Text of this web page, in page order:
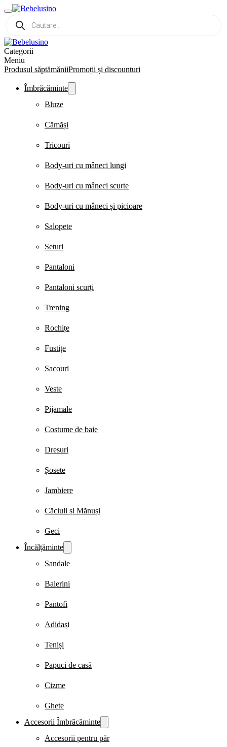
Products
search
Categorii
Meniu
Produsul săptămăniiPromoții și discounturi
Îmbrăcăminte
Bluze
Cămăși
Tricouri
Body-uri cu mâneci lungi
Body-uri cu mâneci scurte
Body-uri cu mâneci și picioare
Salopete
Seturi
Pantaloni
Pantaloni scurți
Trening
Rochițe
Fustițe
Sacouri
Veste
Pijamale
Costume de baie
Dresuri
Șosete
Jambiere
Căciuli și Mănuși
Geci
Încălțăminte
Sandale
Balerini
Pantofi
Adidași
Teniși
Papuci de casă
Cizme
Ghete
Accesorii Îmbrăcăminte
Accesorii pentru păr